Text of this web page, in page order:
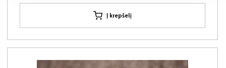
Į krepšelį